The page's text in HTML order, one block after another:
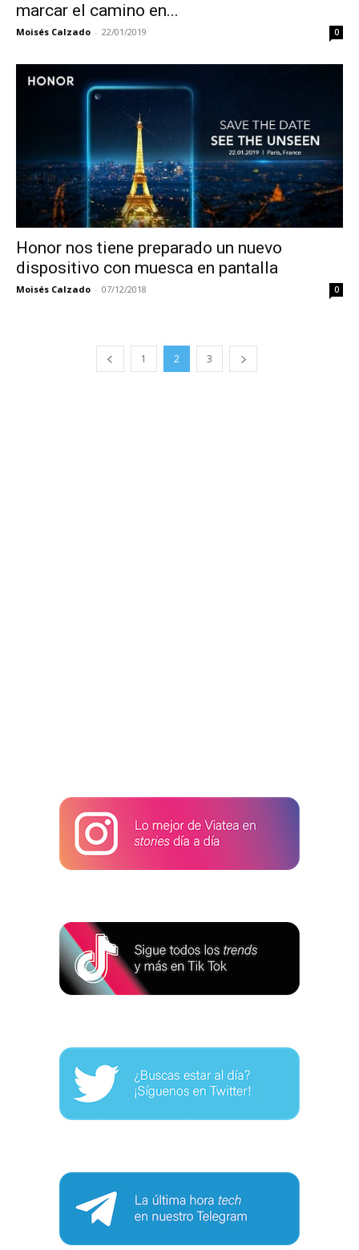
marcar el camino en...
Moisés Calzado - 22/01/2019 0
Honor nos tiene preparado un nuevo
dispositivo con muesca en pantalla
Moisés Calzado - 07/12/2018 0
1 2 3